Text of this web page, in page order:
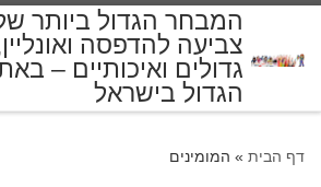
המבחר הגדול ביותר
צביעה להדפסה
גדולים ואיכותיים –
הגדול בישראל
דף הבית » המומינים